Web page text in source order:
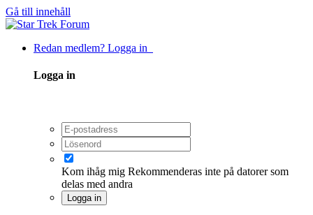
Gå till innehåll
Redan medlem? Logga in
Logga in
Kom ihåg mig Rekommenderas inte på datorer som
delas med andra
Logga in